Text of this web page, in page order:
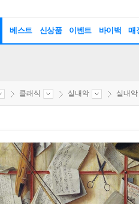
베스트 신상품 이벤트 바이백 매
클래식 실내악 실내